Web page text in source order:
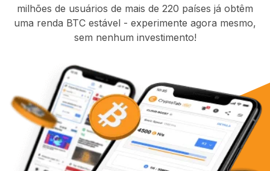
milhões de usuários de mais de 220 países já obtêm
uma renda BTC estável - experimente agora mesmo,
sem nenhum investimento!